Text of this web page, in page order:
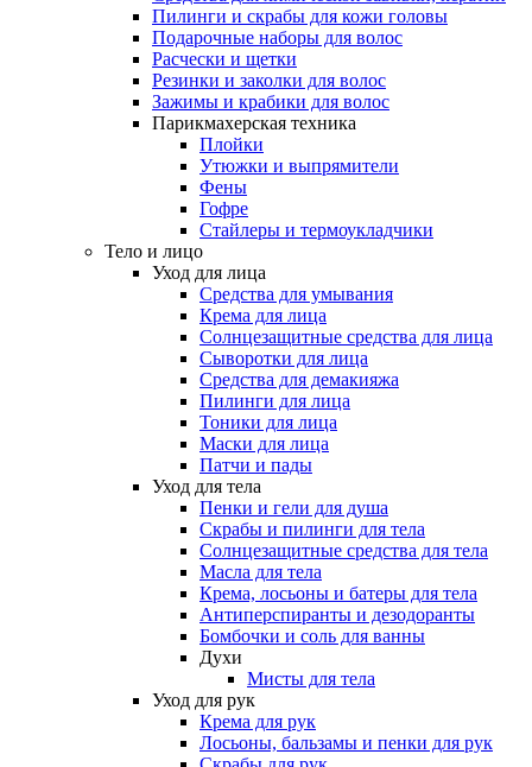
Пилинги и скрабы для кожи головы
Подарочные наборы для волос
Расчески и щетки
Резинки и заколки для волос
Зажимы и крабики для волос
Парикмахерская техника
Плойки
Утюжки и выпрямители
Фены
Гофре
Стайлеры и термоукладчики
Тело и лицо
Уход для лица
Средства для умывания
Крема для лица
Солнцезащитные средства для лица
Сыворотки для лица
Средства для демакияжа
Пилинги для лица
Тоники для лица
Маски для лица
Патчи и пады
Уход для тела
Пенки и гели для душа
Скрабы и пилинги для тела
Солнцезащитные средства для тела
Масла для тела
Крема, лосьоны и батеры для тела
Антиперспиранты и дезодоранты
Бомбочки и соль для ванны
Духи
Мисты для тела
Уход для рук
Крема для рук
Лосьоны, бальзамы и пенки для рук